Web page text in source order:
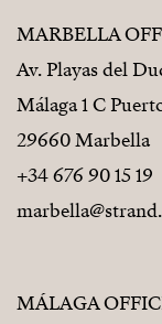
MARBELLA
Av. Playas del
Málaga 1 C
29660 Marbella
+34 676 90 15 19
MÁLAGA